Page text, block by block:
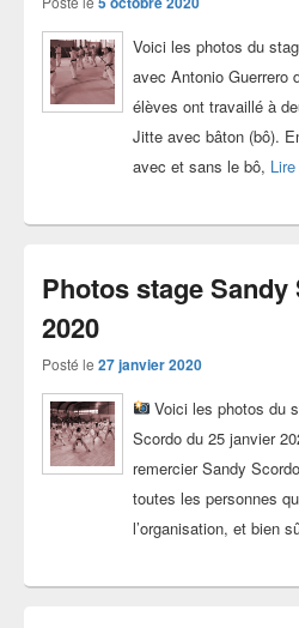
Voici les photos du
avec Antonio Guerrero
élèves ont travaillé à
Jitte avec bâton (bô).
avec et sans le bô,
Photos stage Sandy
2020
Posté le 27 janvier 2020
Voici les photos du
Scordo du 25 janvier
remercier Sandy
toutes les personnes
l’organisation, et bien